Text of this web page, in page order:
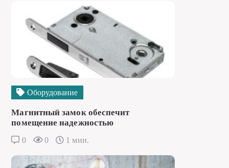
Оборудование
Магнитный замок обеспечит
помещение надежностью
0 0 1 мин.